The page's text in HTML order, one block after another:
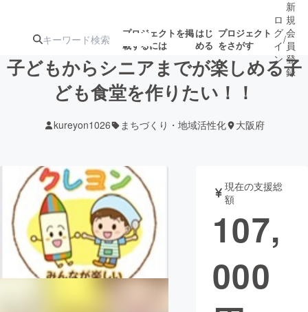
プロジェクトを掲
載するには
はじ
める
プロジェクト
をさがす
ターン
ジェクト
募集終了が近いプ
ロジェクト
もうすぐ公開
されます
アート・写真 音楽
テクノロジー・ガジェット ゲーム・サ
映像・映画
ロ
グ
イ
ン
/
新
規
会
員
登
録
子どもからシニアまでが楽しめる子
ども食堂を作りたい！！
kureyon1026 まちづくり・地域活性化 大阪府
現在の支援総
額
107,
000